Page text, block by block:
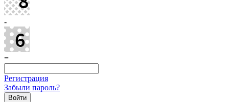
-
=
Регистрация
Забыли пароль?